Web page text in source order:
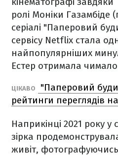
ролі Моніки Газамбіде
серіалі "Паперовий
сервісу Netflix стала
найпопулярніших
Естер отримала
ЦІКАВО
"Паперовий
рейтинги переглядів
Наприкінці 2021 року у
зірка
живіт, фотографуючись